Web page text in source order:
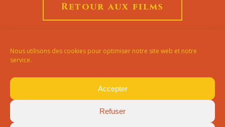
Nous utilisons des cookies pour optimiser notre site web et notre
service.
Accepter
Refuser
Retour aux films
Copyright ©2018 - 2024 |Phileas
Mentions légales
photos